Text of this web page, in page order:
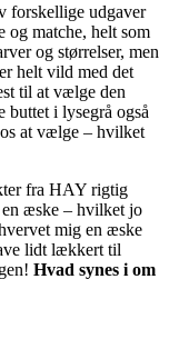
forskellige udgaver
og matche, helt som
og størrelser, men
helt vild med det
til at vælge den
buttet i lysegrå også
at vælge – hvilket
fra HAY rigtig
æske – hvilket jo
mig en æske
lidt lækkert til
Hvad synes i om